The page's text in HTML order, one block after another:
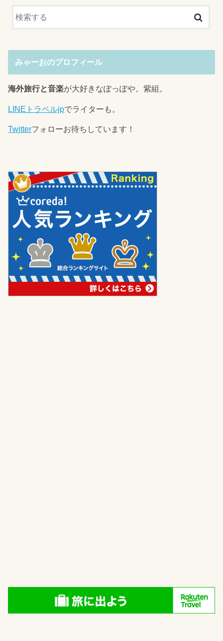
みゃーおのプロフィール
海外旅行と音楽が大好きなぽっぽや。紫組。
LINEトラベルjpでライターも。
Twitterフォローお待ちしています！